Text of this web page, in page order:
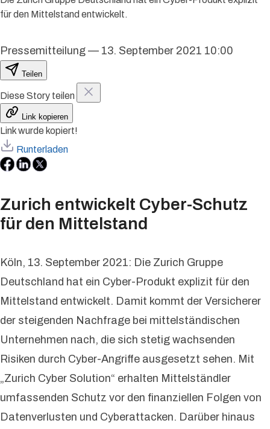
für den Mittelstand entwickelt.
Pressemitteilung — 13. September 2021 10:00
Teilen
Diese Story teilen
Link kopieren
Link wurde kopiert!
Runterladen
Zurich entwickelt Cyber-Schutz
für den Mittelstand
Köln, 13. September 2021: Die Zurich Gruppe
Deutschland hat ein Cyber-Produkt explizit für den
Mittelstand entwickelt. Damit kommt der Versicherer
der steigenden Nachfrage bei mittelständischen
Unternehmen nach, die sich stetig wachsenden
Risiken durch Cyber-Angriffe ausgesetzt sehen. Mit
„Zurich Cyber Solution“ erhalten Mittelständler
umfassenden Schutz vor den finanziellen Folgen von
Datenverlusten und Cyberattacken. Darüber hinaus